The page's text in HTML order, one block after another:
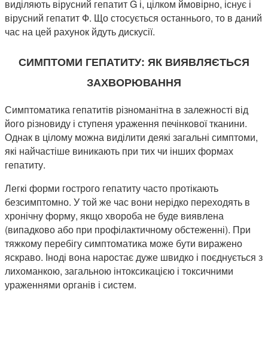
виділяють вірусний гепатит G і, цілком ймовірно, існує і
вірусний гепатит Ф. Що стосується останнього, то в даний
час на цей рахунок йдуть дискусії.
СИМПТОМИ ГЕПАТИТУ: ЯК ВИЯВЛЯЄТЬСЯ
ЗАХВОРЮВАННЯ
Симптоматика гепатитів різноманітна в залежності від
його різновиду і ступеня ураження печінкової тканини.
Однак в цілому можна виділити деякі загальні симптоми,
які найчастіше виникають при тих чи інших формах
гепатиту.
Легкі форми гострого гепатиту часто протікають
безсимптомно. У той же час вони нерідко переходять в
хронічну форму, якщо хвороба не буде виявлена ​​
(випадково або при профілактичному обстеженні). При
тяжкому перебігу симптоматика може бути виражено
яскраво. Іноді вона наростає дуже швидко і поєднується з
лихоманкою, загальною інтоксикацією і токсичними
ураженнями органів і систем.